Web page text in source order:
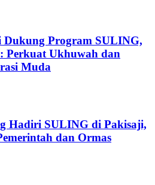
Program SULING,
Perkuat Ukhuwah dan
Muda
Hadiri SULING di Pakisaji,
dan Ormas